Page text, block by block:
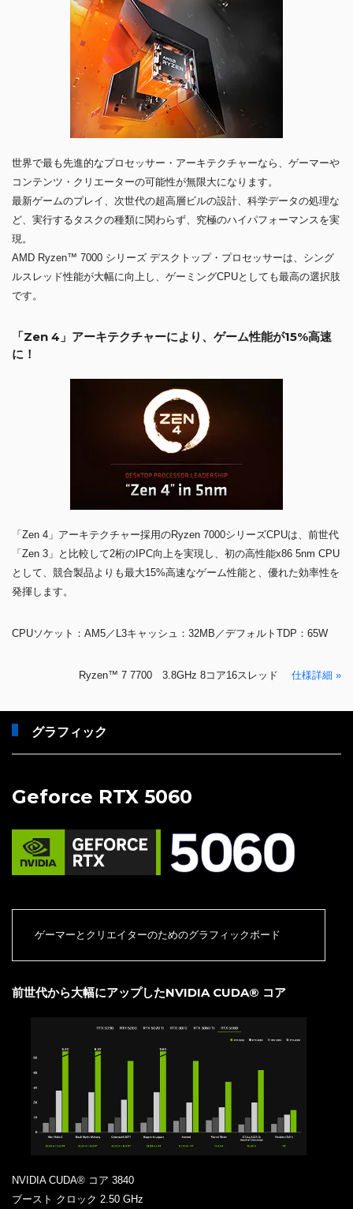
世界で最も先進的なプロセッサー・アーキテクチャーなら、ゲーマーや
コンテンツ・クリエーターの可能性が無限大になります。
最新ゲームのプレイ、次世代の超高層ビルの設計、科学データの処理な
ど、実行するタスクの種類に関わらず、究極のハイパフォーマンスを実
現。
AMD Ryzen™ 7000 シリーズ デスクトップ・プロセッサーは、シング
ルスレッド性能が大幅に向上し、ゲーミングCPUとしても最高の選択肢
です。
「Zen 4」アーキテクチャーにより、ゲーム性能が15%高速
に！
「Zen 4」アーキテクチャー採用のRyzen 7000シリーズCPUは、前世代
「Zen 3」と比較して2桁のIPC向上を実現し、初の高性能x86 5nm CPU
として、競合製品よりも最大15%高速なゲーム性能と、優れた効率性を
発揮します。
CPUソケット：AM5／L3キャッシュ：32MB／デフォルトTDP：65W
Ryzen™ 7 7700 3.8GHz 8コア16スレッド 仕様詳細 »
グラフィック
Geforce RTX 5060
ゲーマーとクリエイターのためのグラフィックボード
前世代から大幅にアップしたNVIDIA CUDA® コア
NVIDIA CUDA® コア 3840
ブースト クロック 2.50 GHz